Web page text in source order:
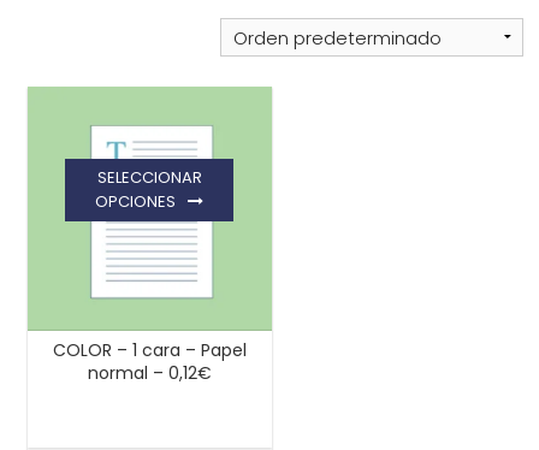
¡Imprimir!
COLOR – 1 cara – Papel
normal – 0,12€
SELECCIONAR
OPCIONES